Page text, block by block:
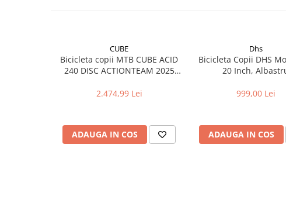
Manusi bicicleta
Pantofi ciclism
Imbracaminte ciclism barbati
Imbracaminte ciclism copii
CUBE
Bicicleta copii MTB CUBE ACID
240 DISC ACTIONTEAM 2025
2.474,99 Lei
ADAUGA IN COS
Dhs
Bicicleta Copii DHS
20 Inch,
999,00 Lei
ADAUGA IN COS